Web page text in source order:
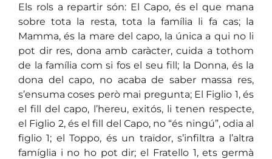
Els rols a repartir són: El Capo, és el que mana
sobre tota la resta, tota la família li fa cas; la
Mamma, és la mare del capo, la única a qui no li
pot dir res, dona amb caràcter, cuida a tothom
de la família com si fos el seu fill; la Donna, és la
dona del capo, no acaba de saber massa res,
s’ensuma coses però mai pregunta; El Figlio 1, és
el fill del capo, l’hereu, exitós, li tenen respecte,
el Figlio 2, és el fill del Capo, no “és ningú”, odia al
figlio 1; el Toppo, és un traïdor, s’infiltra a l’altra
famíglia i no ho pot dir; el Fratello 1, ets germà